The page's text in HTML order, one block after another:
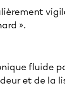
».
et de la